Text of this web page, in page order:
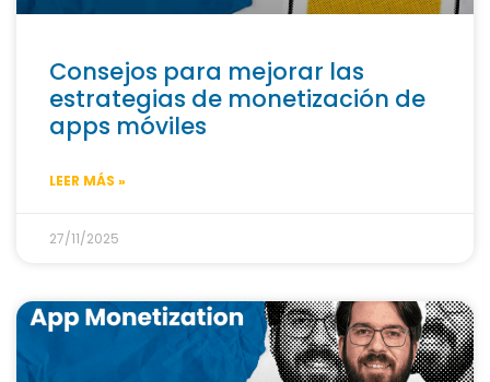
Consejos para mejorar las
estrategias de monetización de
apps móviles
LEER MÁS »
27/11/2025